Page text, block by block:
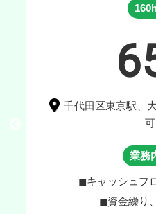
千代田区東京駅、
可
業務
◼︎キャッシュフ
◼︎資金繰り